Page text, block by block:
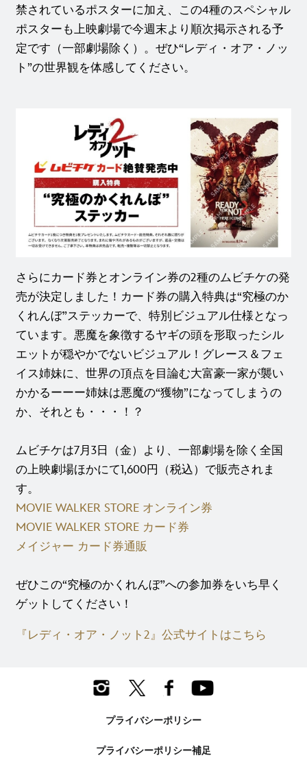
禁されているポスターに加え、この4種のスペシャル
ポスターも上映劇場で今週末より順次掲示される予
定です（一部劇場除く）。ぜひ“レディ・オア・ノッ
ト”の世界観を体感してください。
さらにカード券とオンライン券の2種のムビチケの発
売が決定しました！カード券の購入特典は“究極のか
くれんぼ”ステッカーで、特別ビジュアル仕様となっ
ています。悪魔を象徴するヤギの頭を形取ったシル
エットが穏やかでないビジュアル！グレース＆フェ
イス姉妹に、世界の頂点を目論む大富豪一家が襲い
かかるーーー姉妹は悪魔の“獲物”になってしまうの
か、それとも・・・！？
ムビチケは7月3日（金）より、一部劇場を除く全国
の上映劇場ほかにて1,600円（税込）で販売されま
す。
MOVIE WALKER STORE オンライン券
MOVIE WALKER STORE カード券
メイジャー カード券通販
ぜひこの“究極のかくれんぼ”への参加券をいち早く
ゲットしてください！
『レディ・オア・ノット2』公式サイトはこちら
プライバシーポリシー
プライバシーポリシー補足